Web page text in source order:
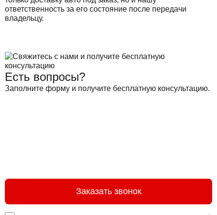
ответственность за его состояние после передачи
владельцу.
Есть вопросы?
Заполните форму и получите бесплатную консультацию.
Заказать звонок